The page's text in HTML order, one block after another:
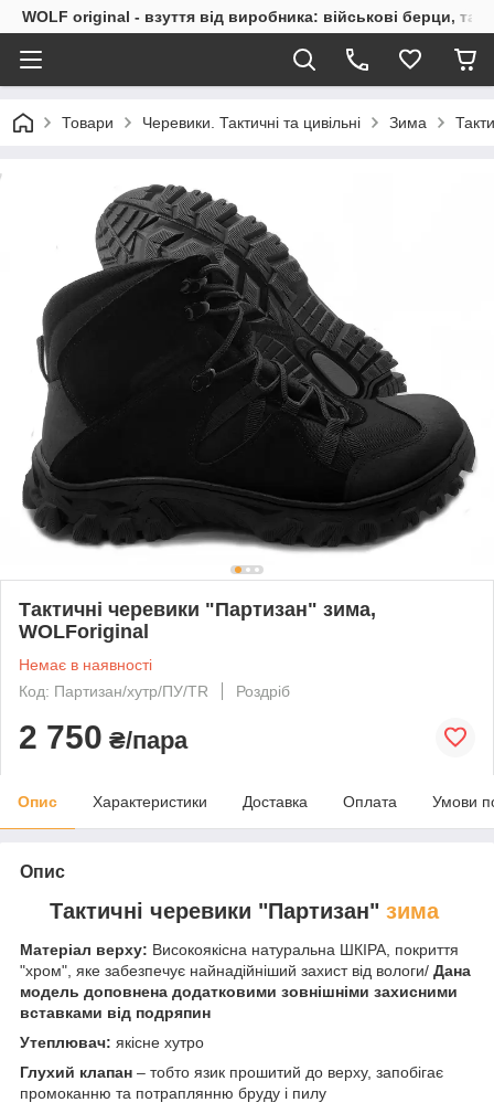
WOLF original - взуття від виробника: військові берци,
Товари Черевики. Тактичні та цивільні Зима
Тактичні черевики "Партизан" зима,
WOLForiginal
Немає в наявності
Код: Партизан/хутр/ПУ/TR
Роздріб
2 750 ₴/пара
Опис Характеристики Доставка Оплата Умови
Опис
Тактичні черевики "Партизан" зима
Матеріал верху: Високоякісна натуральна ШКІРА, покриття
"хром", яке забезпечує найнадійніший захист від вологи/ Дана
модель доповнена додатковими зовнішніми захисними
вставками від подряпин
Утеплювач: якісне хутро
Глухий клапан – тобто язик прошитий до верху, запобігає
промоканню та потраплянню бруду і пилу